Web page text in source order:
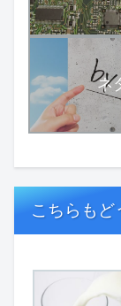
ネ
こちらもど